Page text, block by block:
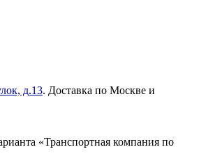
д.13. Доставка по Москве и
«Транспортная компания по